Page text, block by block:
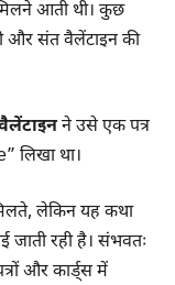
आती थी। कुछ
और संत वैलेंटाइन की
ने उसे एक पत्र
लिखा था।
लेकिन यह कथा
जाती रही है। संभवतः
और कार्ड्स में